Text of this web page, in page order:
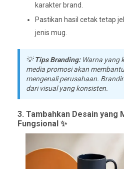
karakter brand.
Pastikan hasil cetak tetap
jenis mug.
💡Tips Branding:Warna yang
media promosi akan
mengenali perusahaan.
dari visual yang konsisten.
3. Tambahkan Desain yang
Fungsional ✨